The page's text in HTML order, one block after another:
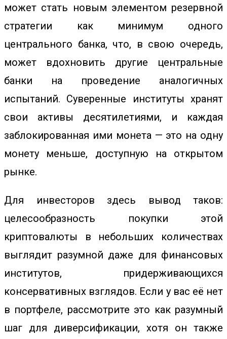
может стать новым элементом резервной
стратегии как минимум одного
центрального банка, что, в свою очередь,
может вдохновить другие центральные
банки на проведение аналогичных
испытаний. Суверенные институты хранят
свои активы десятилетиями, и каждая
заблокированная ими монета — это на одну
монету меньше, доступную на открытом
рынке.
Для инвесторов здесь вывод таков:
целесообразность покупки этой
криптовалюты в небольших количествах
выглядит разумной даже для финансовых
институтов, придерживающихся
консервативных взглядов. Если у вас её нет
в портфеле, рассмотрите это как разумный
шаг для диверсификации, хотя он также